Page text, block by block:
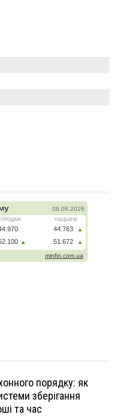
порядку: як
зберігання
та час